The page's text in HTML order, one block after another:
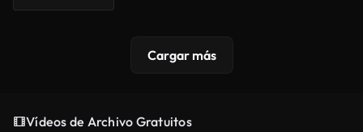
Cargar más
Vídeos de Archivo Gratuitos